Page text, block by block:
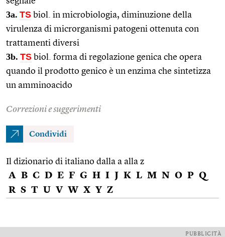
3a. TS biol. in microbiologia, diminuzione della
virulenza di microrganismi patogeni ottenuta con
trattamenti diversi
3b. TS biol. forma di regolazione genica che opera
quando il prodotto genico è un enzima che sintetizza
un amminoacido
Correzioni e suggerimenti
Condividi
Il dizionario di italiano dalla a alla z
A B C D E F G H I J K L M N O P Q
R S T U V W X Y Z
PUBBLICITÀ